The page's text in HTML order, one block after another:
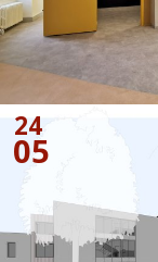
24
05